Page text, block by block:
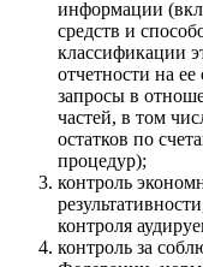
информации
средств и
классификации
отчетности на
запросы в
частей, в том
остатков по
процедур);
контроль
контроля
контроль за